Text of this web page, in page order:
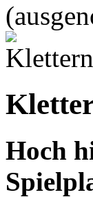
Hoch